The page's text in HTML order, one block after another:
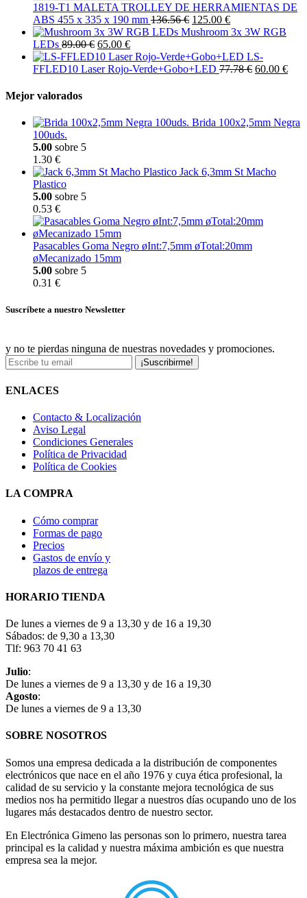
1819-T1 MALETA TROLLEY DE HERRAMIENTAS DE
ABS 455 x 335 x 190 mm 136.56 € 125.00 €
Mushroom 3x 3W RGB
LEDs 89.00 € 65.00 €
LS-
FFLED10 Laser Rojo-Verde+Gobo+LED 77.78 € 60.00 €
Mejor valorados
Brida 100x2,5mm Negra
100uds.
5.00 sobre 5
1.30 €
Jack 6,3mm St Macho
Plastico
5.00 sobre 5
0.53 €
Pasacables Goma Negro øInt:7,5mm øTotal:20mm
øMecanizado 15mm
5.00 sobre 5
0.31 €
Suscríbete a nuestro Newsletter
y no te pierdas ninguna de nuestras novedades y promociones.
¡Suscribirme!
ENLACES
Contacto & Localización
Aviso Legal
Condiciones Generales
Política de Privacidad
Política de Cookies
LA COMPRA
Cómo comprar
Formas de pago
Precios
Gastos de envío y
plazos de entrega
HORARIO TIENDA
De lunes a viernes de 9 a 13,30 y de 16 a 19,30
Sábados: de 9,30 a 13,30
Tlf: 963 70 41 63
Julio:
De lunes a viernes de 9 a 13,30 y de 16 a 19,30
Agosto:
De lunes a viernes de 9 a 13,30
SOBRE NOSOTROS
Somos una empresa dedicada a la distribución de componentes
electrónicos que nace en el año 1976 y cuya ética profesional, la
calidad de su servicio y la constante mejora tecnológica de sus
medios nos ha permitido llegar a nuestros días ocupando uno de los
lugares más destacados dentro de nuestro sector.
En Electrónica Gimeno las personas son lo primero, nuestra tarea
principal es la calidad y nuestra máxima ambición es que nuestra
empresa sea la mejor.